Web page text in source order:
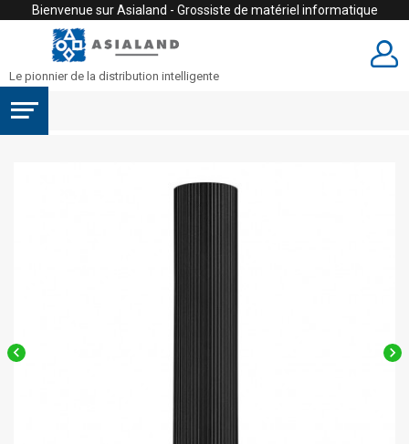
Bienvenue sur Asialand - Grossiste de matériel informatique
Le pionnier de la distribution intelligente
 